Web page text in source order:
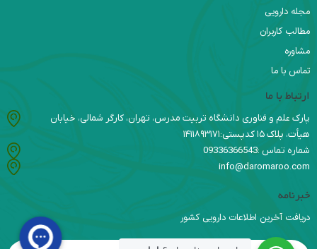
مجله دارویی
مطالب کاربران
مشاوره
تماس با ما
ارتباط با ما
پارک علم و فناوری دانشگاه تربیت مدرس، تهران، کارگر شمالی، خیابان
هیأت، پلاک ۱۵ کدپستی:۱۴۱۱۸۹۳۱۷۱
شماره تماس :09336366543
info@daromaroo.com
خبرنامه
دریافت آخرین اطلاعات دارویی کشور